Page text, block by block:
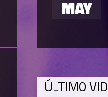
MAY
ÚLTIMO